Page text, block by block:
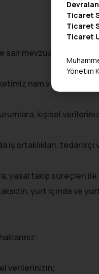
mevzuat
nam ve hesabına
kişisel
iş ortaklıkları,
yasal takip süreçleri
yurt içinde ve
verilerinizin;
Ticaret
Ticaret
Ticaret
Yönetim